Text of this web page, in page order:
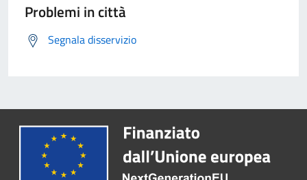
Problemi in città
Segnala disservizio